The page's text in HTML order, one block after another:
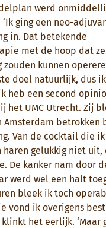
werd
ging een neo-
in. Dat betekende
met de hoop dat
zouden kunnen
doel natuurlijk, dus
heb een second
het UMC Utrecht. Zij
Amsterdam betrokken
Van de cocktail die ik
gelukkig niet uit,
De kanker nam door
werd wel een halt
bleek ik toch
vond ik overigens best
klinkt het eerlijk. ‘Maar